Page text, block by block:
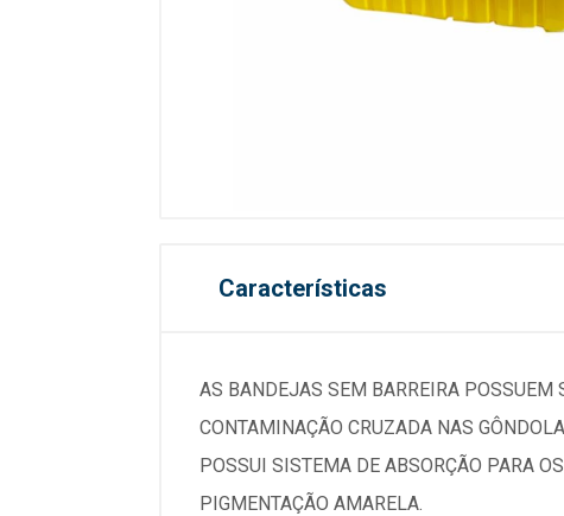
Características
AS BANDEJAS SEM BARREIRA POSSUEM
CONTAMINAÇÃO CRUZADA NAS
POSSUI SISTEMA DE ABSORÇÃO PARA
PIGMENTAÇÃO AMARELA.